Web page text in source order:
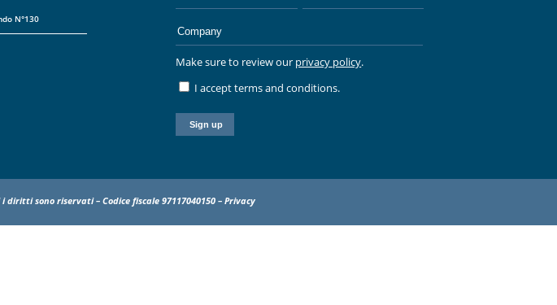
N°130
Make sure to review our privacy policy.
I accept terms and conditions.
sono riservati – Codice fiscale 97117040150 – Privacy